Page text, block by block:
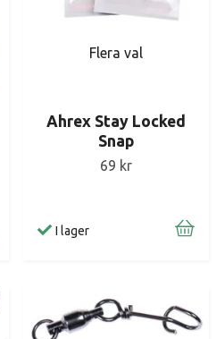
Flera val
Ahrex Stay Locked
Snap
69 kr
I lager